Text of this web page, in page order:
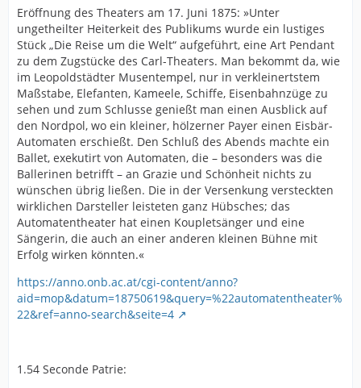
Eröffnung des Theaters am 17. Juni 1875: »Unter
ungetheilter Heiterkeit des Publikums wurde ein lustiges
Stück „Die Reise um die Welt“ aufgeführt, eine Art Pendant
zu dem Zugstücke des Carl-Theaters. Man bekommt da, wie
im Leopoldstädter Musentempel, nur in verkleinertstem
Maßstabe, Elefanten, Kameele, Schiffe, Eisenbahnzüge zu
sehen und zum Schlusse genießt man einen Ausblick auf
den Nordpol, wo ein kleiner, hölzerner Payer einen Eisbär-
Automaten erschießt. Den Schluß des Abends machte ein
Ballet, exekutirt von Automaten, die – besonders was die
Ballerinen betrifft – an Grazie und Schönheit nichts zu
wünschen übrig ließen. Die in der Versenkung versteckten
wirklichen Darsteller leisteten ganz Hübsches; das
Automatentheater hat einen Koupletsänger und eine
Sängerin, die auch an einer anderen kleinen Bühne mit
Erfolg wirken könnten.«
https://anno.onb.ac.at/cgi-content/anno?
aid=mop&datum=18750619&query=%22automatentheater%
22&ref=anno-search&seite=4
1.54 Seconde Patrie: